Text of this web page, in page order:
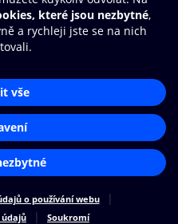
O2 Knihovna
své e-knihy a
rychleji a pohodlněji.